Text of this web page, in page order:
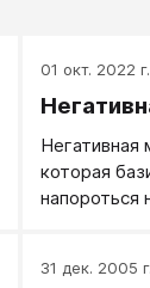
01 окт. 2022 г.
Негативная
которая
напороться
31 дек. 2005 г.